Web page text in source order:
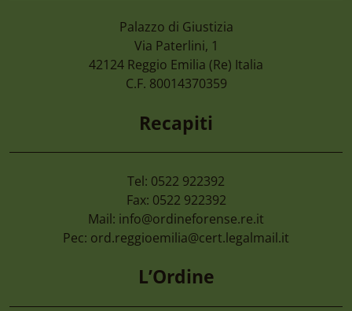
7 Agosto 2026
Camera Di Commercio Emilia –
Di Imprese Non Più Operative
Palazzo di Giustizia
Via Paterlini, 1
42124 Reggio Emilia (Re) Italia
C.F. 80014370359
Recapiti
Tel: 0522 922392
Fax: 0522 922392
Mail: info@ordineforense.re.it
Pec: ord.reggioemilia@cert.legalmail.it
L’Ordine